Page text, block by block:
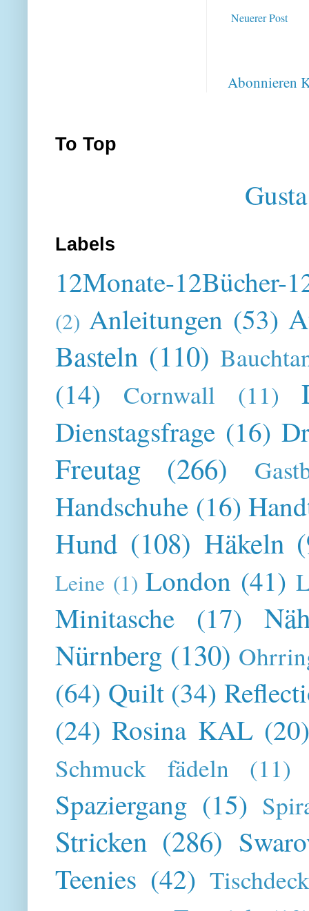
Neuerer Post
Abonnieren
To Top
Labels
12Monate-12Bücher-
(2) Anleitungen (53)
Basteln (110)
(14) Cornwall (11)
Dienstagsfrage (16)
Freutag (266)
Handschuhe (16)
Hund (108) Häkeln
Leine (1) London (41)
Minitasche (17)
Nürnberg (130)
(64) Quilt (34)
(24) Rosina KAL
Schmuck fädeln (11)
Spaziergang (15)
Stricken (286)
Teenies (42)